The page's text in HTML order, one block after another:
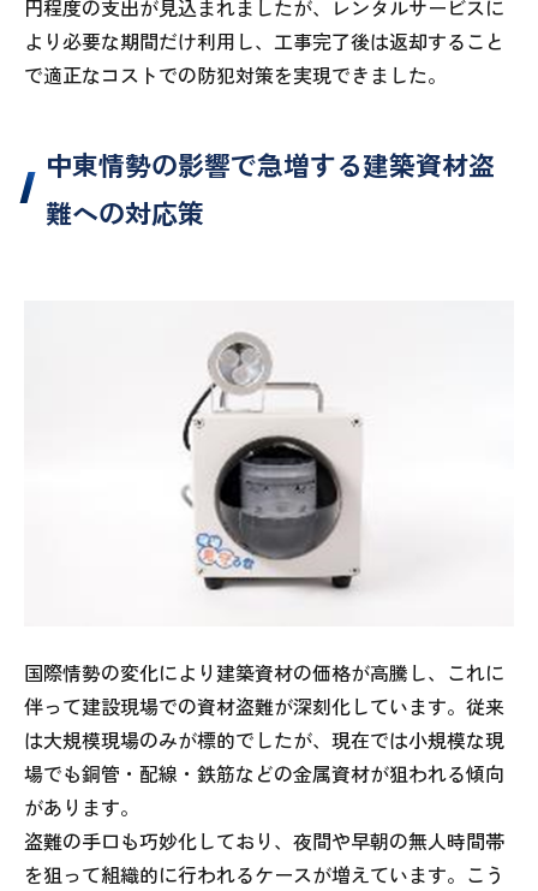
円程度の支出が見込まれましたが、レンタルサービスに
より必要な期間だけ利用し、工事完了後は返却すること
で適正なコストでの防犯対策を実現できました。
中東情勢の影響で急増する建築資材盗
難への対応策
国際情勢の変化により建築資材の価格が高騰し、これに
伴って建設現場での資材盗難が深刻化しています。従来
は大規模現場のみが標的でしたが、現在では小規模な現
場でも銅管・配線・鉄筋などの金属資材が狙われる傾向
があります。
盗難の手口も巧妙化しており、夜間や早朝の無人時間帯
を狙って組織的に行われるケースが増えています。こう